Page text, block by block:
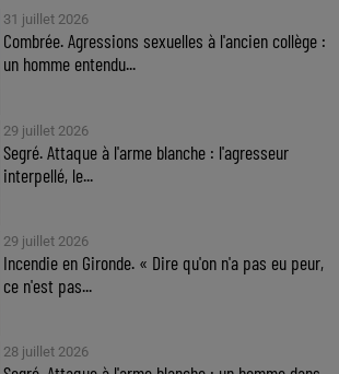
31 juillet 2026
Combrée. Agressions sexuelles à l'ancien collège :
un homme entendu...
29 juillet 2026
Segré. Attaque à l'arme blanche : l'agresseur
interpellé, le...
29 juillet 2026
Incendie en Gironde. « Dire qu'on n'a pas eu peur,
ce n'est pas...
28 juillet 2026